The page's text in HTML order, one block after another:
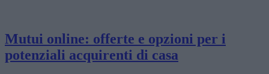
Mutui online: offerte e opzioni per i
potenziali acquirenti di casa